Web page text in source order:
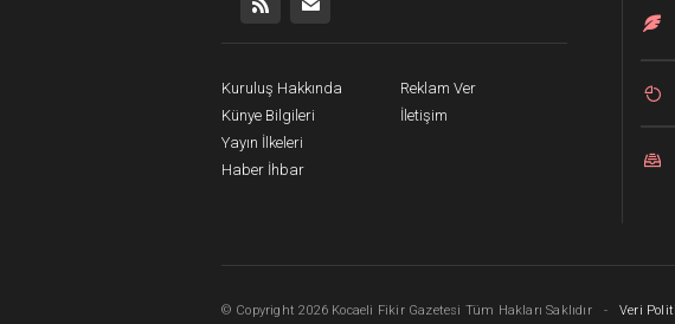
Kuruluş Hakkında
Künye Bilgileri
Yayın İlkeleri
Haber İhbar
Reklam Ver
İletişim
© Copyright 2026 Kocaeli Fikir Gazetesi Tüm Hakları Saklıdır - Veri